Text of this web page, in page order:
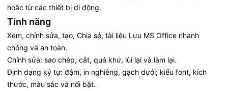
hoặc từ các thiết bị di động.
Tính năng
Xem, chỉnh sửa, tạo, Chia sẻ, tài liệu Lưu MS Office nhanh
chóng và an toàn.
Chỉnh sửa: sao chép, cắt, quá khứ, lùi lại và làm lại.
Định dạng ký tự: đậm, in nghiêng, gạch dưới; kiểu font, kích
thước, màu sắc và nổi bật.